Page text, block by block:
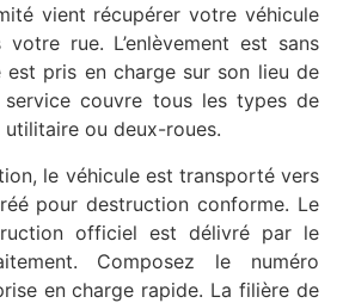
vient récupérer votre véhicule
rue. L’enlèvement est sans
pris en charge sur son lieu de
service couvre tous les types de
ou deux-roues.
le véhicule est transporté vers
pour destruction conforme. Le
officiel est délivré par le
Composez le numéro
en charge rapide. La filière de